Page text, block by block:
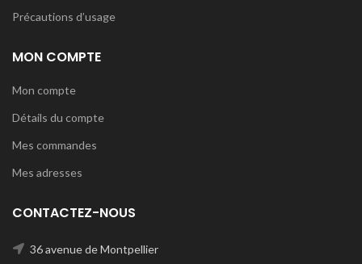
Précautions d’usage
MON COMPTE
Mon compte
Détails du compte
Mes commandes
Mes adresses
CONTACTEZ-NOUS
36 avenue de Montpellier